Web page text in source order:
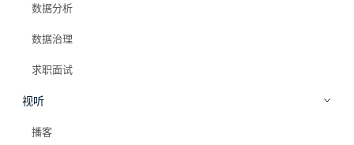
数据分析
数据治理
求职面试
视听
播客